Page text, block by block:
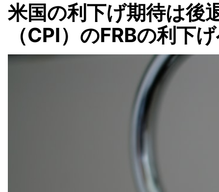
米国の利下げ期待は後
（CPI）のFRBの利下